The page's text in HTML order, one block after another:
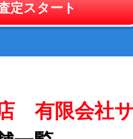
定スタート
有限会社